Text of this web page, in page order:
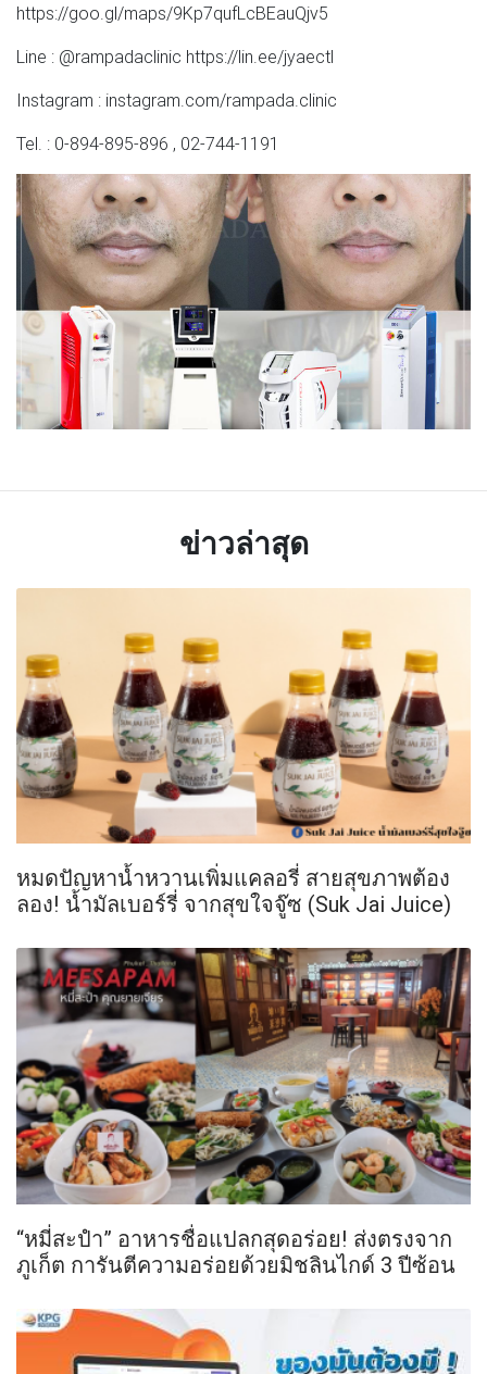
https://goo.gl/maps/9Kp7qufLcBEauQjv5
Line : @rampadaclinic https://lin.ee/jyaectl
Instagram : instagram.com/rampada.clinic
Tel. : 0-894-895-896 , 02-744-1191
ข่าวล่าสุด
หมดปัญหาน้ำหวานเพิ่มแคลอรี่ สายสุขภาพต้อง
ลอง! น้ำมัลเบอร์รี่ จากสุขใจจู๊ซ (Suk Jai Juice)
“หมี่สะปำ” อาหารชื่อแปลกสุดอร่อย! ส่งตรงจาก
ภูเก็ต การันตีความอร่อยด้วยมิชลินไกด์ 3 ปีซ้อน